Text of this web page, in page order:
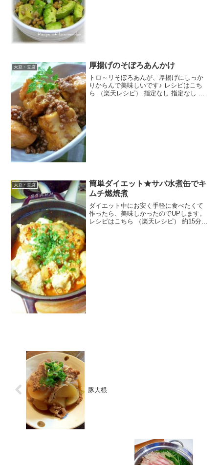
大豆・豆腐 厚揚げのそぼろあんかけ
トロ～リそぼろあんが、厚揚げにしっか
りからんで美味しいです♪ レシピはこち
ら （楽天レシピ） 指定なし 指定なし 材
大豆・豆腐
簡単ダイエット★サバ水煮缶でキ
ムチ燃焼煮
ダイエット中にお安く手軽に食べたくて
作ったら、美味しかったのでUPします。
レシピはこちら （楽天レシピ） 約15分
豚大根